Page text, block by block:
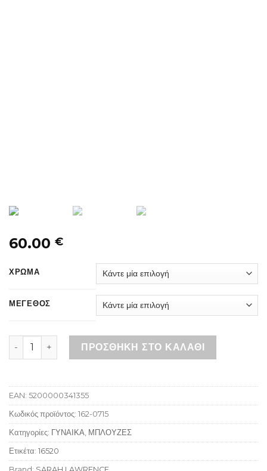
60.00 €
ΧΡΩΜΑ
ΜΕΓΕΘΟΣ
SARAH LAWRENCE 162-0715 LIGHT BLUE ποσότητα
ΠΡΟΣΘΉΚΗ ΣΤΟ ΚΑΛΆΘΙ
EAN: 5200000341355
Κωδικός προϊόντος: 162-0715
Κατηγορίες: ΓΥΝΑΙΚΑ ΜΠΛΟΥΖΕΣ
Ετικέτα: 16520